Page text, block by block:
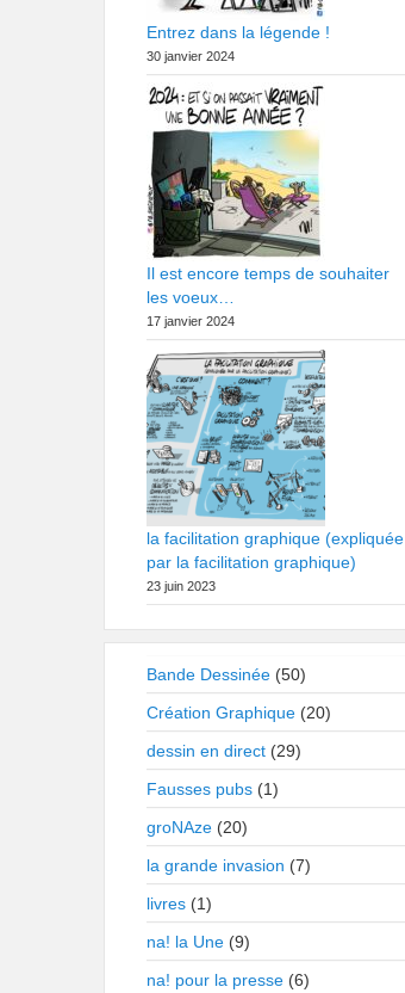
Entrez dans la légende !
30 janvier 2024
Il est encore temps de souhaiter
les voeux…
17 janvier 2024
la facilitation graphique (expliquée
par la facilitation graphique)
23 juin 2023
Bande Dessinée (50)
Création Graphique (20)
dessin en direct (29)
Fausses pubs (1)
groNAze (20)
la grande invasion (7)
livres (1)
na! la Une (9)
na! pour la presse (6)